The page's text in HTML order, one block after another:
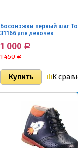
Босоножки первый шаг
31166 для девочек
1 000 Р
1 450Р
К